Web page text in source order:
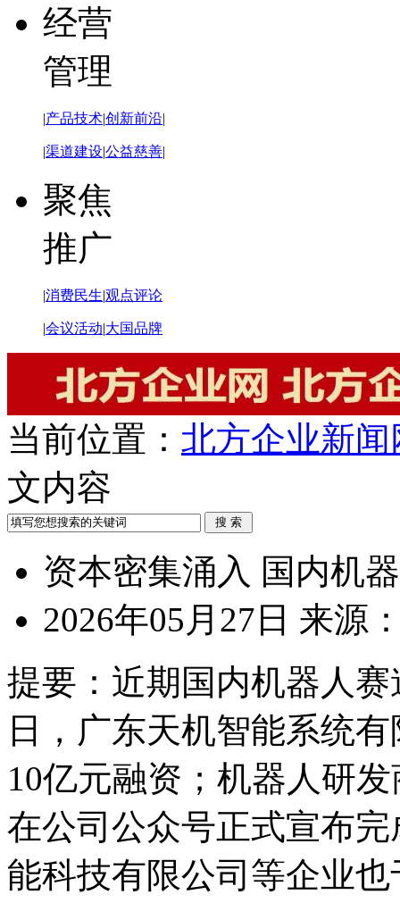
经营
管理
|产品技术|创新前沿|
|渠道建设|公益慈善|
聚焦
推广
|消费民生|观点评论
|会议活动|大国品牌
当前位置： 北方企业新闻
文内容
资本密集涌入 国内机
2026年05月27日 来源
提要： 近期国内机器人
日，广东天机智能系统
10亿元融资；机器人研
在公司公众号正式宣布
能科技有限公司等企业